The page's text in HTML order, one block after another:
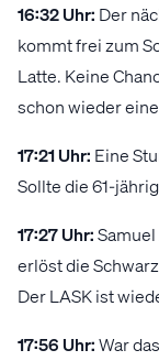
16:32 Uhr: Der
kommt frei zum
Latte. Keine
schon wieder
17:21 Uhr: Eine
Sollte die 61-
17:27 Uhr:
erlöst die
Der LASK ist
17:56 Uhr:War